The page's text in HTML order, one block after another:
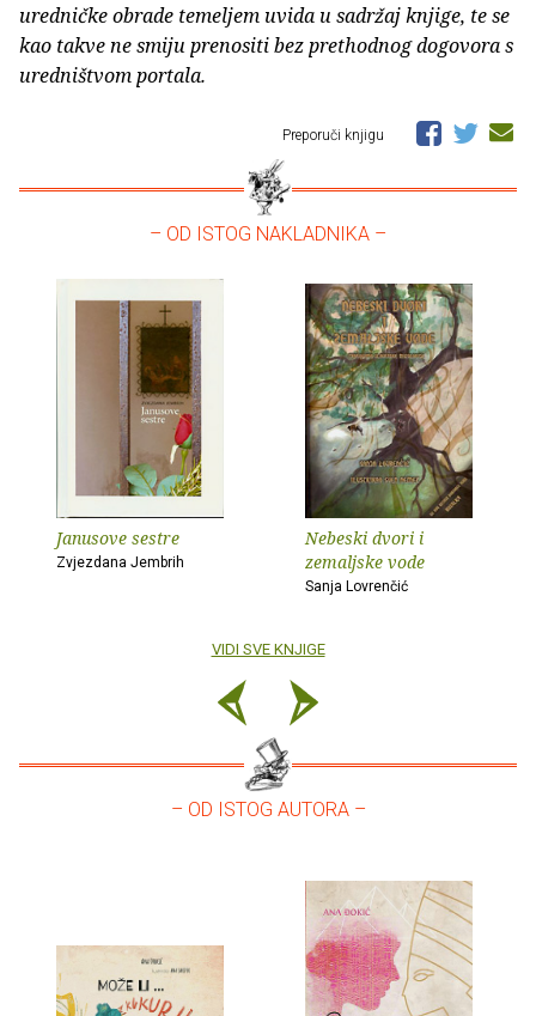
uredničke obrade temeljem uvida u sadržaj knjige, te se
kao takve ne smiju prenositi bez prethodnog dogovora s
uredništvom portala.
Preporuči knjigu
– OD ISTOG NAKLADNIKA –
Janusove sestre
Zvjezdana Jembrih
Nebeski dvori i
zemaljske vode
Sanja Lovrenčić
VIDI SVE KNJIGE
– OD ISTOG AUTORA –